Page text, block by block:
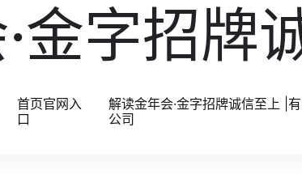
金字招牌
首页官网入
口
解读金年会·金字招牌诚信至上 |
公司